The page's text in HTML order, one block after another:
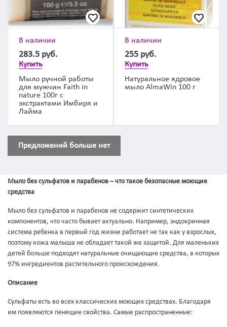
В наличии
283.5 руб.
Купить
Мыло ручной работы
для мужчин Faith in
nature 100г с
экстрактами Имбиря и
Лайма
В наличии
255 руб.
Купить
Натуральное ядровое
мыло AlmaWin 100 г
Предложений больше нет
Мыло без сульфатов и парабенов – что такое безопасные моющие
средства
Мыло без сульфатов и парабенов не содержит синтетических
компонентов, что часто бывает актуально. Например, эндокринная
система ребенка в первый год жизни работает не так как у взрослых,
поэтому кожа малыша не обладает такой же защитой. Для маленьких
детей больше подходят натуральные очищающие средства, в которых
97% ингредиентов растительного происхождения.
Описание
Сульфаты есть во всех классических моющих средствах. Благодаря
им появляются пенящие свойства. Самые распространенные: